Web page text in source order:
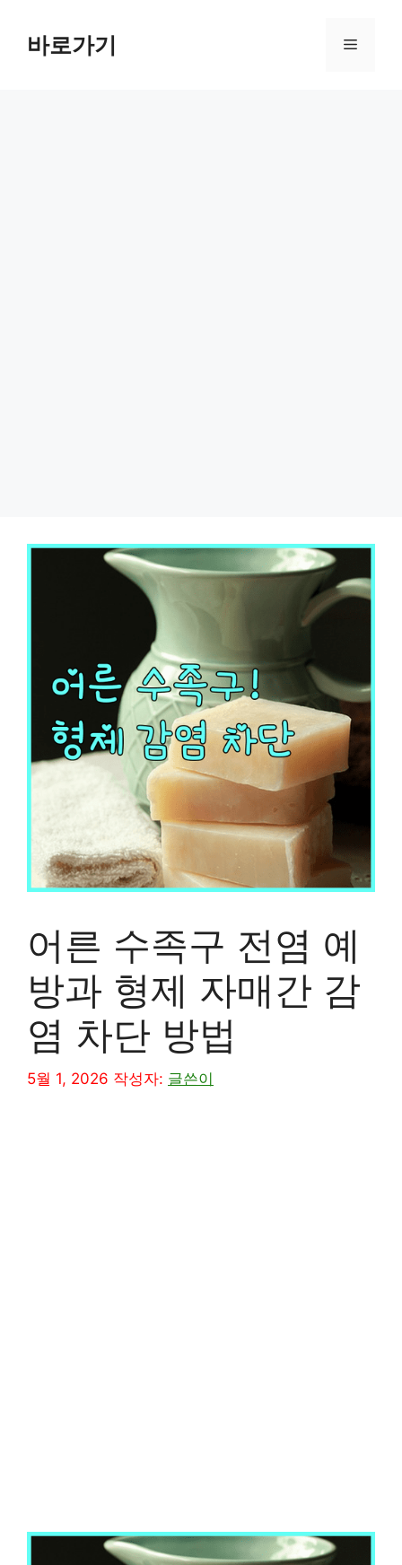
바로가기 메
어른 수족구 전염 예
방과 형제 자매간 감
염 차단 방법
5월 1, 2026 작성자: 글쓴이